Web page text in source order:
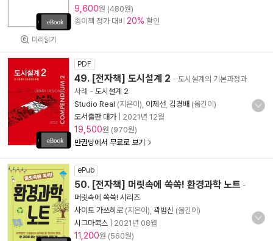
미리읽기
9,600원 (480원)
종이책 정가 대비 20% 할인
PDF
49. [전자책] 도시설계 2 - 도시설계의 기본과정과
사례 - 도시설계 2
Studio Real (지은이), 이제선 김경배 (옮긴이)
도서출판 대가| 2021년 12월
19,500원 (970원)
만권당에서 무료로 보기
ePub
50. [전자책] 머릿속에 쏙쏙! 환경과학 노트 -
머릿속에 쏙쏙! 시리즈
사이토 가쓰히로 (지은이), 곽범신 (옮긴이)
시그마북스
2021년 08월
11,200원 (560원)